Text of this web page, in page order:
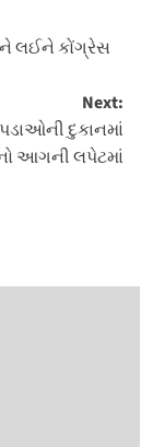
લઈને કોંગ્રેસ
Next:
દુકાનમાં
આગની લપેટમાં